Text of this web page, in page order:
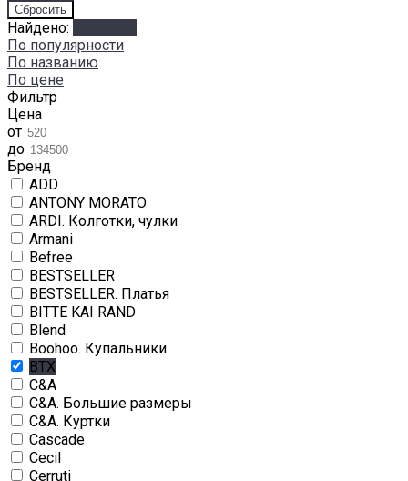
Найдено:
По популярности
По названию
По цене
Фильтр
Цена
от
до
Бренд
ADD
ANTONY MORATO
ARDI. Колготки, чулки
Armani
Befree
BESTSELLER
BESTSELLER. Платья
BITTE KAI RAND
Blend
Boohoo. Купальники
BTX
C&A
C&A. Большие размеры
C&A. Куртки
Cascade
Cecil
Cerruti